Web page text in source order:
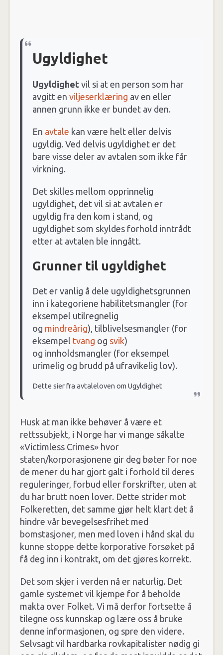
Ugyldighet
Ugyldighet vil si at en person som har
avgitt en viljeserklæring av en eller
annen grunn ikke er bundet av den.
En avtale kan være helt eller delvis
ugyldig. Ved delvis ugyldighet er det
bare visse deler av avtalen som ikke får
virkning.
Det skilles mellom opprinnelig
ugyldighet, det vil si at avtalen er
ugyldig fra den kom i stand, og
ugyldighet som skyldes forhold inntrådt
etter at avtalen ble inngått.
Grunner til ugyldighet
Det er vanlig å dele ugyldighetsgrunnen
inn i kategoriene habilitetsmangler (for
eksempel utilregnelig
og mindreårig), tilblivelsesmangler (for
eksempel tvang og svik)
og innholdsmangler (for eksempel
urimelig og brudd på ufravikelig lov).
Dette sier fra avtaleloven om Ugyldighet
Husk at man ikke behøver å være et
rettssubjekt, i Norge har vi mange såkalte
«Victimless Crimes» hvor
staten/korporasjonene gir deg bøter for noe
de mener du har gjort galt i forhold til deres
reguleringer, forbud eller forskrifter, uten at
du har brutt noen lover. Dette strider mot
Folkeretten, det samme gjør helt klart det å
hindre vår bevegelsesfrihet med
bomstasjoner, men med loven i hånd skal du
kunne stoppe dette korporative forsøket på
få deg inn i kontrakt, om det gjøres korrekt.
Det som skjer i verden nå er naturlig. Det
gamle systemet vil kjempe for å beholde
makta over Folket. Vi må derfor fortsette å
tilegne oss kunnskap og lære oss å bruke
denne informasjonen, og spre den videre.
Selvsagt vil hardbarka rovkapitalister nødig gi